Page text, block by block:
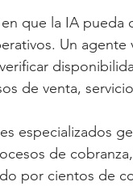
que la IA pueda
Un agente
de venta,
especializados
de
por cientos de